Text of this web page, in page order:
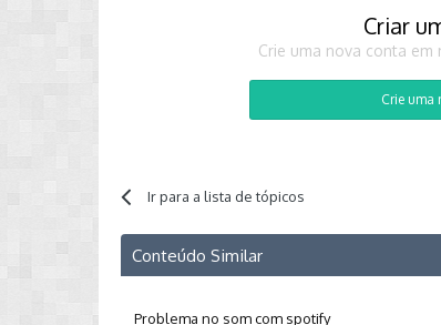
Criar
Crie uma nova conta em
Crie uma
Ir para a lista de tópicos
Conteúdo Similar
Problema no som com spotify